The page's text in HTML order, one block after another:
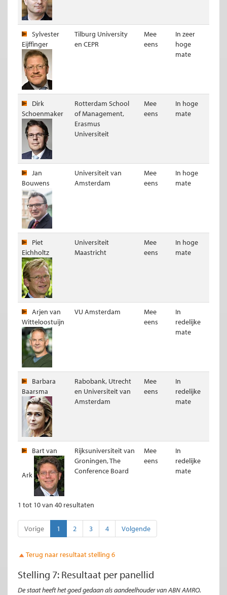
Sylvester
Eijffinger
Tilburg University
en CEPR
Mee
eens
In zeer
hoge
mate
Dirk
Schoenmaker
Rotterdam School
of Management,
Erasmus
Universiteit
Mee
eens
In hoge
mate
Jan
Bouwens
Universiteit van
Amsterdam
Mee
eens
In hoge
mate
Piet
Eichholtz
Universiteit
Maastricht
Mee
eens
In hoge
mate
Arjen van
Witteloostuijn
VU Amsterdam
Mee
eens
In
redelijke
mate
Barbara
Baarsma
Rabobank, Utrecht
en Universiteit van
Amsterdam
Mee
eens
In
redelijke
mate
Bart van
Ark
Rijksuniversiteit van
Groningen, The
Conference Board
Mee
eens
In
redelijke
mate
1 tot 10 van 40 resultaten
Vorige 1 2 3 4 Volgende
Terug naar resultaat stelling 6
Stelling 7: Resultaat per panellid
De staat heeft het goed gedaan als aandeelhouder van ABN AMRO.